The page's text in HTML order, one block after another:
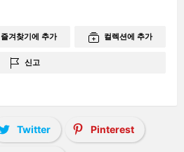
즐겨찾기에 추가 컬렉션에 추가
신고
Twitter Pinterest